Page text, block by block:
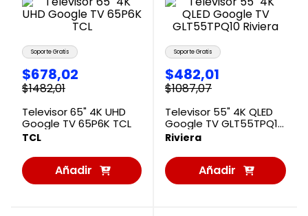
Soporte Gratis
$678,02
$1482,01
Televisor 65" 4K UHD
Google TV 65P6K TCL
TCL
Añadir
al
Soporte Gratis
$482,01
$1087,07
Televisor 55" 4K QLED
Google TV GLT55TPQ10
Riviera
Riviera
Añadir
al